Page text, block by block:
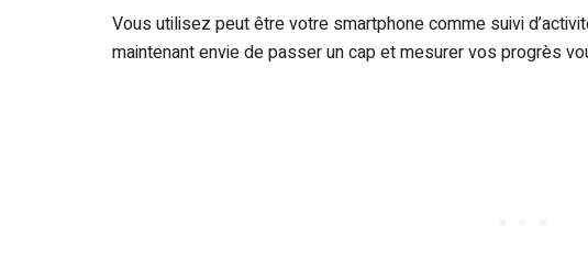
Vous utilisez peut être votre smartphone comme suivi
maintenant envie de passer un cap et mesurer vos progrès